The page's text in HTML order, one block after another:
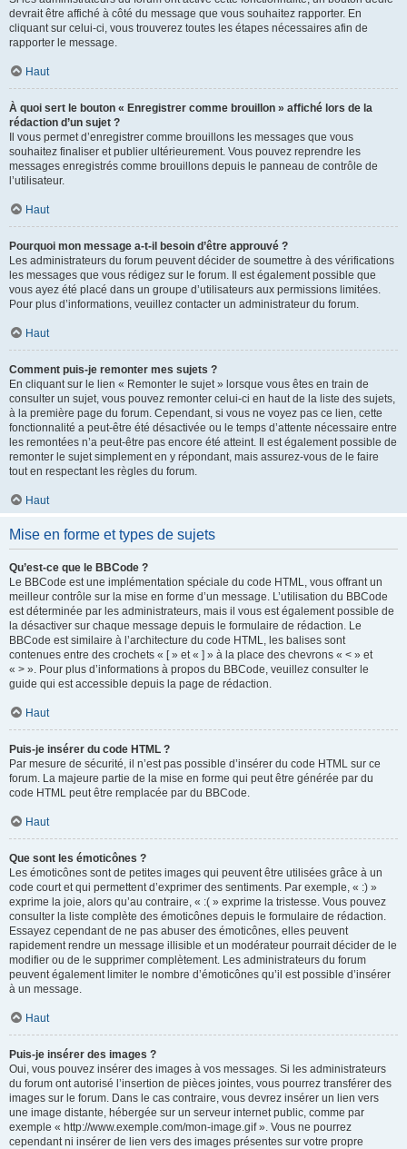
devrait être affiché à côté du message que vous souhaitez rapporter. En
cliquant sur celui-ci, vous trouverez toutes les étapes nécessaires afin de
rapporter le message.
Haut
À quoi sert le bouton « Enregistrer comme brouillon » affiché lors de la
rédaction d’un sujet ?
Il vous permet d’enregistrer comme brouillons les messages que vous
souhaitez finaliser et publier ultérieurement. Vous pouvez reprendre les
messages enregistrés comme brouillons depuis le panneau de contrôle de
l’utilisateur.
Haut
Pourquoi mon message a-t-il besoin d’être approuvé ?
Les administrateurs du forum peuvent décider de soumettre à des vérifications
les messages que vous rédigez sur le forum. Il est également possible que
vous ayez été placé dans un groupe d’utilisateurs aux permissions limitées.
Pour plus d’informations, veuillez contacter un administrateur du forum.
Haut
Comment puis-je remonter mes sujets ?
En cliquant sur le lien « Remonter le sujet » lorsque vous êtes en train de
consulter un sujet, vous pouvez remonter celui-ci en haut de la liste des sujets,
à la première page du forum. Cependant, si vous ne voyez pas ce lien, cette
fonctionnalité a peut-être été désactivée ou le temps d’attente nécessaire entre
les remontées n’a peut-être pas encore été atteint. Il est également possible de
remonter le sujet simplement en y répondant, mais assurez-vous de le faire
tout en respectant les règles du forum.
Haut
Mise en forme et types de sujets
Qu’est-ce que le BBCode ?
Le BBCode est une implémentation spéciale du code HTML, vous offrant un
meilleur contrôle sur la mise en forme d’un message. L’utilisation du BBCode
est déterminée par les administrateurs, mais il vous est également possible de
la désactiver sur chaque message depuis le formulaire de rédaction. Le
BBCode est similaire à l’architecture du code HTML, les balises sont
contenues entre des crochets « [ » et « ] » à la place des chevrons « < » et
« > ». Pour plus d’informations à propos du BBCode, veuillez consulter le
guide qui est accessible depuis la page de rédaction.
Haut
Puis-je insérer du code HTML ?
Par mesure de sécurité, il n’est pas possible d’insérer du code HTML sur ce
forum. La majeure partie de la mise en forme qui peut être générée par du
code HTML peut être remplacée par du BBCode.
Haut
Que sont les émoticônes ?
Les émoticônes sont de petites images qui peuvent être utilisées grâce à un
code court et qui permettent d’exprimer des sentiments. Par exemple, « :) »
exprime la joie, alors qu’au contraire, « :( » exprime la tristesse. Vous pouvez
consulter la liste complète des émoticônes depuis le formulaire de rédaction.
Essayez cependant de ne pas abuser des émoticônes, elles peuvent
rapidement rendre un message illisible et un modérateur pourrait décider de le
modifier ou de le supprimer complètement. Les administrateurs du forum
peuvent également limiter le nombre d’émoticônes qu’il est possible d’insérer
à un message.
Haut
Puis-je insérer des images ?
Oui, vous pouvez insérer des images à vos messages. Si les administrateurs
du forum ont autorisé l’insertion de pièces jointes, vous pourrez transférer des
images sur le forum. Dans le cas contraire, vous devrez insérer un lien vers
une image distante, hébergée sur un serveur internet public, comme par
exemple « http://www.exemple.com/mon-image.gif ». Vous ne pourrez
cependant ni insérer de lien vers des images présentes sur votre propre